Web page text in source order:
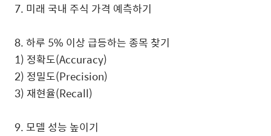
7. 미래 국내 주식 가격 예측하기
8. 하루 5% 이상 급등하는 종목 찾기
1) 정확도(Accuracy)
2) 정밀도(Precision)
3) 재현율(Recall)
9. 모델 성능 높이기